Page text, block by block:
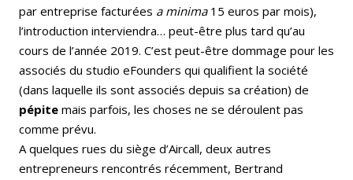
par entreprise facturées a minima15 euros par mois),
l’introduction interviendra… peut-être plus tard qu’au
cours de l’année 2019. C’est peut-être dommage pour les
associés du studio eFounders qui qualifient la société
(dans laquelle ils sont associés depuis sa création) de
pépite mais parfois, les choses ne se déroulent pas
comme prévu.
A quelques rues du siège d’Aircall, deux autres
entrepreneurs rencontrés récemment, Bertrand